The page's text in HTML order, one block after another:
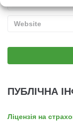
ПУБЛІЧНА
Ліцензія на